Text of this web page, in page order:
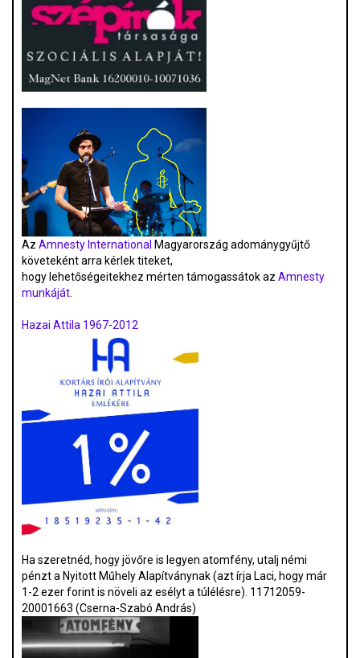
Az Amnesty International Magyarország adománygyűjtő
követeként arra kérlek titeket,
hogy lehetőségeitekhez mérten támogassátok az Amnesty
munkáját.
Hazai Attila 1967-2012
Ha szeretnéd, hogy jövőre is legyen atomfény, utalj némi
pénzt a Nyitott Műhely Alapítványnak (azt írja Laci, hogy már
1-2 ezer forint is növeli az esélyt a túlélésre). 11712059-
20001663 (Cserna-Szabó András)